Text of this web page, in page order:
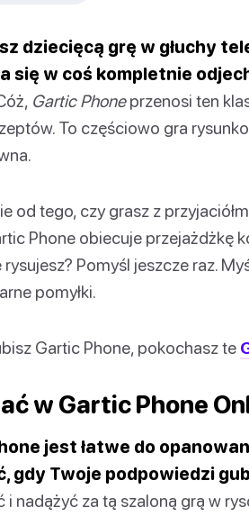
dziecięcą grę w głuchy
się w coś kompletnie
Gartic Phoneprzenosi ten
To częściowo gra
od tego, czy grasz z
Phone obiecuje przejażdżkę
Pomyśl jeszcze raz.
pomyłki.
Gartic Phone, pokochasz te
w Gartic Phone
jest łatwe do
gdy Twoje podpowiedzi
i nadążyć za tą szaloną grą w